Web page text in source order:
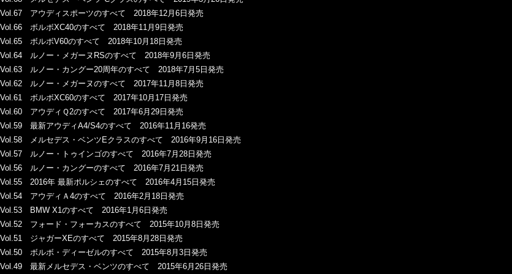
Vol.67 アウディスポーツのすべて 2018年12月6日発売
Vol.66 ボルボXC40のすべて 2018年11月9日発売
Vol.65 ボルボV60のすべて 2018年10月18日発売
Vol.64 ルノー・メガーヌRSのすべて 2018年9月6日発売
Vol.63 ルノー・カングー20周年のすべて 2018年7月5日発売
Vol.62 ルノー・メガーヌのすべて 2017年11月8日発売
Vol.61 ボルボXC60のすべて 2017年10月17日発売
Vol.60 アウディＱ2のすべて 2017年6月29日発売
Vol.59 最新アウディA4/S4のすべて 2016年11月16発売
Vol.58 メルセデス・ベンツEクラスのすべて 2016年9月16日発売
Vol.57 ルノー・トゥインゴのすべて 2016年7月28日発売
Vol.56 ルノー・カングーのすべて 2016年7月21日発売
Vol.55 2016年 最新ポルシェのすべて 2016年4月15日発売
Vol.54 アウディＡ4のすべて 2016年2月18日発売
Vol.53 BMW X1のすべて 2016年1月6日発売
Vol.52 フォード・フォーカスのすべて 2015年10月8日発売
Vol.51 ジャガーXEのすべて 2015年8月28日発売
Vol.50 ボルボ・ディーゼルのすべて 2015年8月3日発売
Vol.49 最新メルセデス・ベンツのすべて 2015年6月26日発売